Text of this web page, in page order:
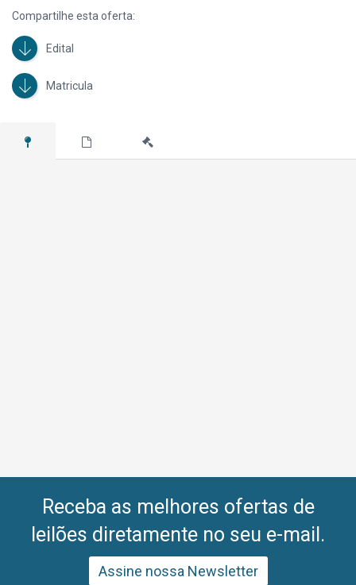
Compartilhe esta oferta:
Edital
Matricula
Receba as melhores ofertas de
leilões diretamente no seu e-mail.
Assine nossa Newsletter